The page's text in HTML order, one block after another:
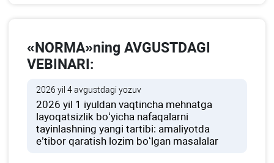
«NORMA»ning AVGUSTDAGI
VEBINARI:
2026 yil 4 avgustdagi yozuv
2026 yil 1 iyuldan vaqtincha mehnatga
layoqatsizlik boʻyicha nafaqalarni
tayinlashning yangi tartibi: amaliyotda
e’tibor qaratish lozim boʻlgan masalalar